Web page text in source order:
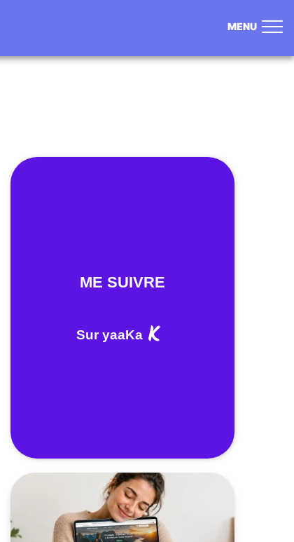
MENU
ME SUIVRE
Sur yaaKa